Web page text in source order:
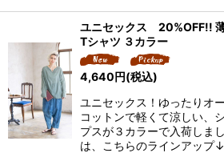
ユニセックス 20%OFF!!
Tシャツ ３カラー
4,640円(税込)
ユニセックス！ゆったりオ
コットンで軽くて涼しい、
プスが３カラーで入荷しま
は、こちらのラインアッ